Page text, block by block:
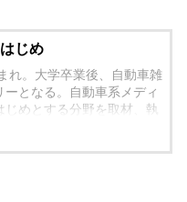
じめ
れ。大学卒業後、自動車雑
となる。自動車系メディ
じめとする分野を取材、執
、ビデオカメラやデジタル